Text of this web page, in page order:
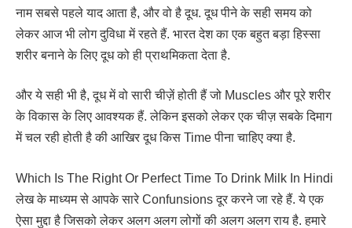
नाम सबसे पहले याद आता है, और वो है दूध. दूध पीने के सही समय को
लेकर आज भी लोग दुविधा में रहते हैं. भारत देश का एक बहुत बड़ा हिस्सा
शरीर बनाने के लिए दूध को ही प्राथमिकता देता है.
और ये सही भी है, दूध में वो सारी चीज़ें होती हैं जो Muscles और पूरे शरीर
के विकास के लिए आवश्यक हैं. लेकिन इसको लेकर एक चीज़ सबके दिमाग
में चल रही होती है की आखिर दूध किस Time पीना चाहिए क्या है.
Which Is The Right Or Perfect Time To Drink Milk In Hindi
लेख के माध्यम से आपके सारे Confunsions दूर करने जा रहे हैं. ये एक
ऐसा मुद्दा है जिसको लेकर अलग अलग लोगों की अलग अलग राय है. हमारे